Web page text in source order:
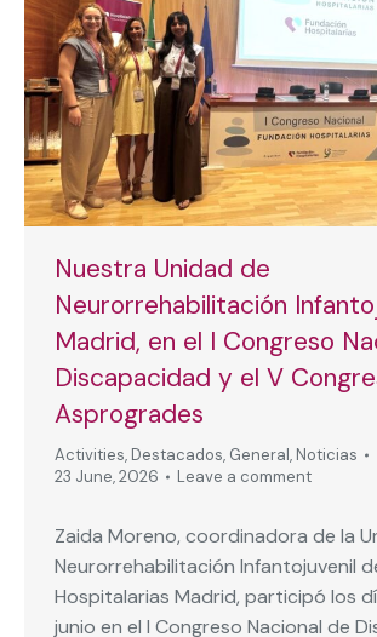
Nuestra Unidad de
Neurorrehabilitación
Madrid, en el I Congreso
Discapacidad y el V
Asprogrades
Activities, Destacados, General, Noticias
23 June, 2026
Leave a comment
Zaida Moreno, coordinadora de la
Neurorrehabilitación Infantojuvenil
Hospitalarias Madrid, participó los
junio en el I Congreso Nacional de